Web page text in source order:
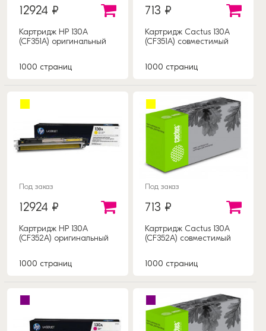
12924 ₽
Картридж HP 130A
(CF351A) оригинальный
1000 страниц
713 ₽
Картридж Cactus 130A
(CF351A) совместимый
1000 страниц
Под заказ
12924 ₽
Картридж HP 130A
(CF352A) оригинальный
1000 страниц
Под заказ
713 ₽
Картридж Cactus 130A
(CF352A) совместимый
1000 страниц